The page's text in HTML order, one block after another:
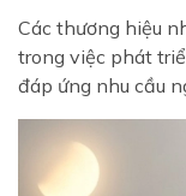
Các thương hiệu
trong việc phát
đáp ứng nhu cầu